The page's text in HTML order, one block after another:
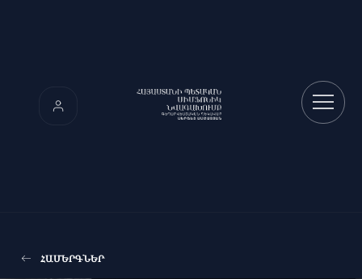
ՀԱՄԵՐԳՆԵՐ